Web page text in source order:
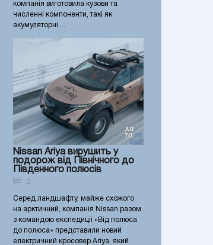
компанія виготовила кузови та
численні компоненти, такі як
акумуляторні ...
Nissan Ariya вирушить у
подорож від Північного до
Південного полюсів
0
Серед ландшафту, майже схожого
на арктичний, компанія Nissan разом
з командою експедиції «Від полюса
до полюса» представили новий
електричний кросовер Ariya, який